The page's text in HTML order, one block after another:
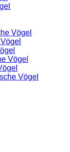
Vögel
Vögel
Vögel